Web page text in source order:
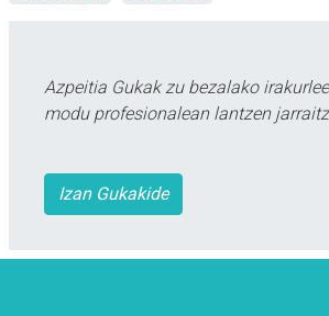
Azpeitia Gukak zu bezalako
modu profesionalean lantzen
Izan Gukakide